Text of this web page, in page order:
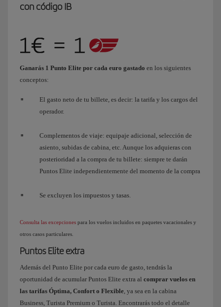
con código IB
Ganarás 1 Punto Elite por cada euro gastado en los siguientes
conceptos:
El gasto neto de tu billete, es decir: la tarifa y los cargos del
operador.
Complementos de viaje: equipaje adicional, selección de
asiento, subidas de cabina, etc. Aunque los adquieras con
posterioridad a la compra de tu billete: siempre te darán
Puntos Elite independientemente del momento de la compra
Se excluyen los impuestos y tasas.
Consulta las excepciones para los vuelos incluidos en paquetes vacacionales y
otros casos particulares.
Puntos Elite extra
Además del Punto Elite por cada euro de gasto, tendrás la
oportunidad de acumular Puntos Elite extra al comprar vuelos en
las tarifas Óptima, Confort o Flexible , ya sea en la cabina
Business, Turista Premium o Turista. Encontrarás todo el detalle